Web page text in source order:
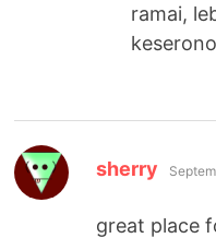
ramai,
sherry says:
great place